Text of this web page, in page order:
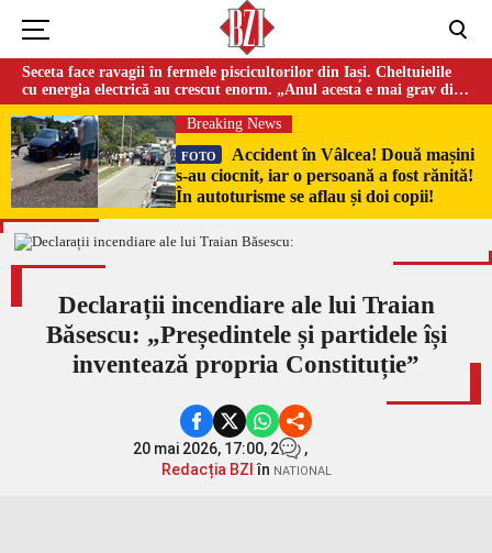
Seceta face ravagii în fermele piscicultorilor din Iași. Cheltuielile
cu energia electrică au crescut enorm. „Anul acesta e mai grav din
cauza temperaturilor foarte mari”
Breaking News
FOTO
Accident în Vâlcea! Două mașini
s-au ciocnit, iar o persoană a fost rănită!
În autoturisme se aflau și doi copii!
Declarații incendiare ale lui Traian
Băsescu: „Președintele și partidele își
inventează propria Constituție”
20 mai 2026, 17:00, 2
,
Redacția BZI în NATIONAL